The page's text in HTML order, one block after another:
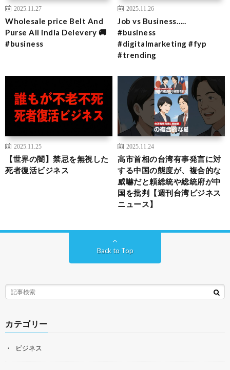
2025.11.27
Wholesale price Belt And
Purse All india Delevery 🚚
#business
2025.11.26
Job vs Business…..
#business
#digitalmarketing #fyp
#trending
2025.11.25
【世界の闇】禁忌を無視した
死者復活ビジネス
2025.11.24
高市首相の台湾有事発言に対
する中国の態度が、複合的な
威嚇だと頼総統や総統府が中
国を批判【週刊台湾ビジネス
ニュース】
Back to Top
カテゴリー
ビジネス